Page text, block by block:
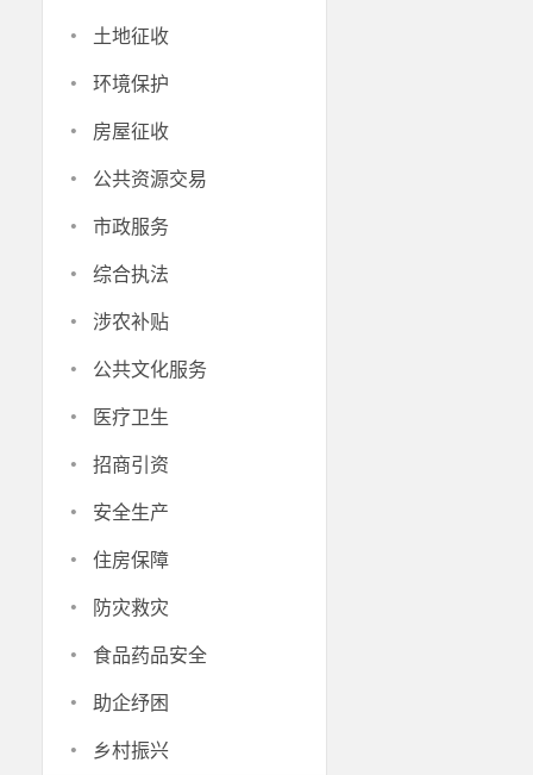
· 土地征收
· 环境保护
· 房屋征收
· 公共资源交易
· 市政服务
· 综合执法
· 涉农补贴
· 公共文化服务
· 医疗卫生
· 招商引资
· 安全生产
· 住房保障
· 防灾救灾
· 食品药品安全
· 助企纾困
· 乡村振兴